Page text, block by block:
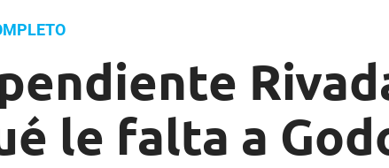
le falta a